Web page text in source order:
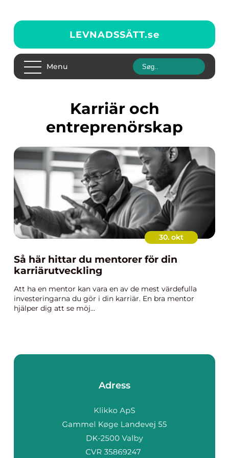
LEVNADSSÄTT.se
Menu
Karriär och
entreprenörskap
30. okt
Så här hittar du mentorer för din
karriärutveckling
Att ha en mentor kan vara en av de mest värdefulla
investeringarna du gör i din karriär. En bra mentor
hjälper dig att se möj...
Adress